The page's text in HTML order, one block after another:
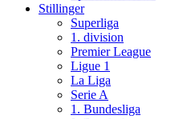
Stillinger
Superliga
1. division
Premier League
Ligue 1
La Liga
Serie A
1. Bundesliga